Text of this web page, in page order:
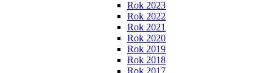
Rok 2023
Rok 2022
Rok 2021
Rok 2020
Rok 2019
Rok 2018
Rok 2017